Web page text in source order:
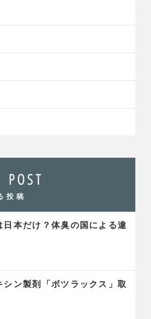
POST
投稿
日本だけ？体臭の国による違
ン製剤「ボツラックス」取